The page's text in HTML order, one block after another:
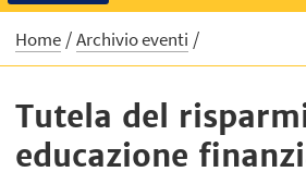
Home Archivio eventi
Tutela del
educazione